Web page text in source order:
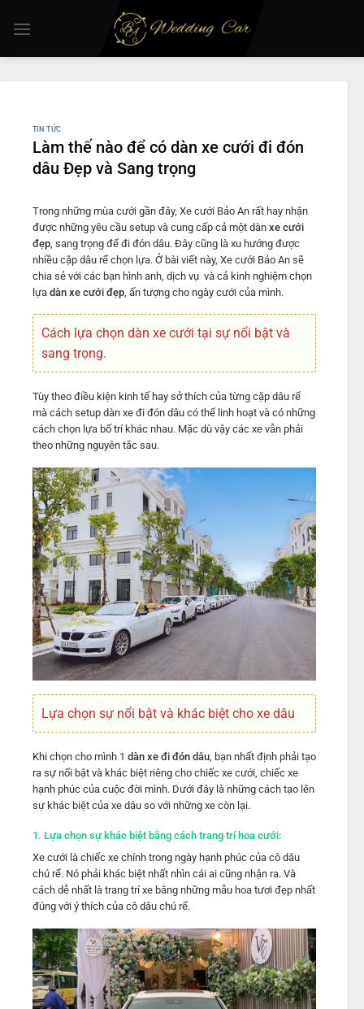
đến
TIN TỨC
Làm thế nào để có dàn xe cưới đi đón
dâu Đẹp và Sang trọng
Trong những mùa cưới gần đây, Xe cưới Bảo An rất hay nhận
được những yêu cầu setup và cung cấp cả một dàn xe cưới
đẹp, sang trọng để đi đón dâu. Đây cũng là xu hướng được
nhiều cặp dâu rể chọn lựa. Ở bài viết này, Xe cưới Bảo An sẽ
chia sẻ với các bạn hình anh, dịch vụ và cả kinh nghiệm chọn
lựa dàn xe cưới đẹp, ấn tượng cho ngày cưới của mình.
Cách lựa chọn dàn xe cưới tại sự nổi bật và
sang trọng.
Tùy theo điều kiện kinh tế hay sở thích của từng cặp dâu rể
mà cách setup dàn xe đi đón dâu có thể linh hoạt và có những
cách chọn lựa bố trí khác nhau. Mặc dù vậy các xe vẫn phải
theo những nguyên tắc sau.
Lựa chọn sự nổi bật và khác biệt cho xe dâu
Khi chọn cho mình 1 dàn xe đi đón dâu, bạn nhất định phải tạo
ra sự nổi bật và khác biệt riêng cho chiếc xe cưới, chiếc xe
hạnh phúc của cuộc đời mình. Dưới đây là những cách tạo lên
sự khác biệt của xe dâu so với những xe còn lại.
1. Lựa chọn sự khác biệt bằng cách trang trí hoa cưới:
Xe cưới là chiếc xe chính trong ngày hạnh phúc của cô dâu
chú rể. Nó phải khác biệt nhất nhìn cái ai cũng nhận ra. Và
cách dễ nhất là trang trí xe bằng những mẫu hoa tươi đẹp nhất
đúng với ý thích của cô dâu chú rể.